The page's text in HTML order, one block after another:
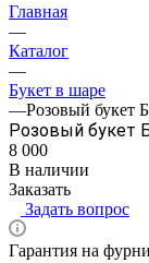
Главная
—
Каталог
—
Букет в шаре
—Розовый букет
Розовый букет
8 000
В наличии
Заказать
Задать вопрос
Гарантия на